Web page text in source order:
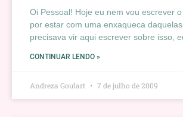
Oi Pessoal! Hoje eu nem vou escrever o
por estar com uma enxaqueca
precisava vir aqui escrever sobre isso,
CONTINUAR LENDO »
Andreza Goulart 7 de julho de 2009